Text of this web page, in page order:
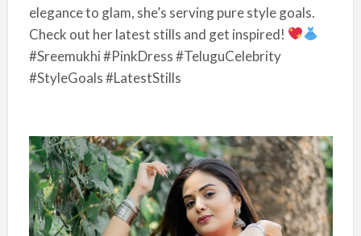
elegance to glam, she’s serving pure style goals.
Check out her latest stills and get inspired!
#Sreemukhi #PinkDress #TeluguCelebrity
#StyleGoals #LatestStills